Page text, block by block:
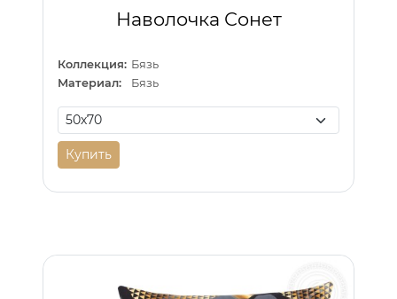
Наволочка Сонет
Коллекция: Бязь
Материал:
Бязь
Купить